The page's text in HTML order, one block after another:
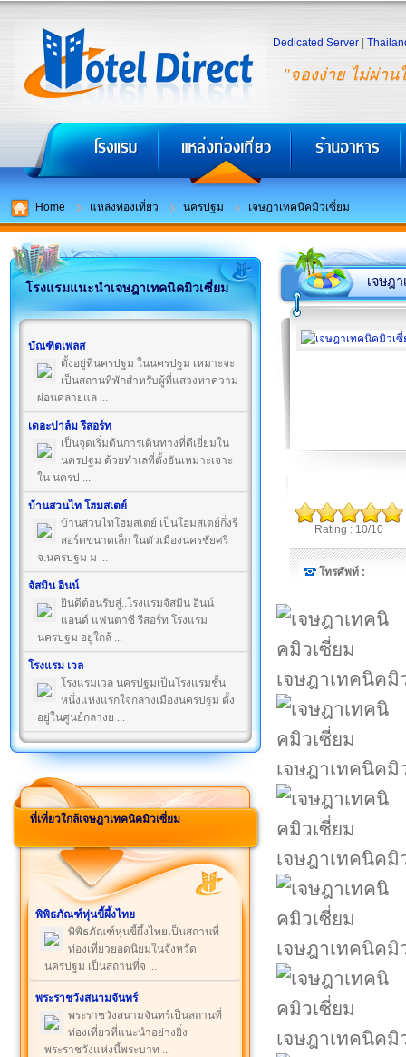
"จองง่าย ไม่ผ่าน
Dedicated Server
Home แหล่งท่องเที่ยว นครปฐม เจษฎาเทคนิคมิวเซี่ยม
โรงแรมแนะนำเจษฎาเทคนิคมิวเซี่ยม
บัณฑิตเพลส
ตั้งอยู่ที่นครปฐม ในนครปฐม เหมาะจะ
เป็นสถานที่พักสำหรับผู้ที่แสวงหาความ
ผ่อนคลายแล ...
เดอะปาล์ม รีสอร์ท
เป็นจุดเริ่มต้นการเดินทางที่ดีเยี่ยมใน
นครปฐม ด้วยทำเลที่ตั้งอันเหมาะเจาะ
ใน นครป ...
บ้านสวนไท โฮมสเตย์
บ้านสวนไทโฮมสเตย์ เป็นโฮมสเตย์กึ่งรี
สอร์ตขนาดเล็ก ในตัวเมืองนครชัยศรี
จ.นครปฐม ม ...
จัสมิน อินน์
ยินดีต้อนรับสู่..โรงแรมจัสมิน อินน์
แอนด์ แฟนตาซี รีสอร์ท โรงแรม
นครปฐม อยู่ใกล้ ...
โรงแรม เวล
โรงแรมเวล นครปฐมเป็นโรงแรมชั้น
หนึ่งแห่งแรกใจกลางเมืองนครปฐม ตั้ง
อยู่ในศูนย์กลางย ...
ที่เที่ยวใกล้เจษฎาเทคนิคมิวเซี่ยม
พิพิธภัณฑ์หุ่นขี้ผึ้งไทย
พิพิธภัณฑ์หุ่นขี้ผึ้งไทยเป็นสถานที่
ท่องเที่ยวยอดนิยมในจังหวัด
นครปฐม เป็นสถานที่จ ...
พระราชวังสนามจันทร์
พระราชวังสนามจันทร์เป็นสถานที่
ท่องเที่ยวที่แนะนำอย่างยิ่ง
พระราชวังแห่งนี้พระบาท ...
เจษฎ
Rating : 10/10
โทรศัพท์ :
เจษฎาเทคนิคมิ
เจษฎาเทคนิคมิ
เจษฎาเทคนิคมิ
เจษฎาเทคนิคมิ
เจษฎาเทคนิคมิ